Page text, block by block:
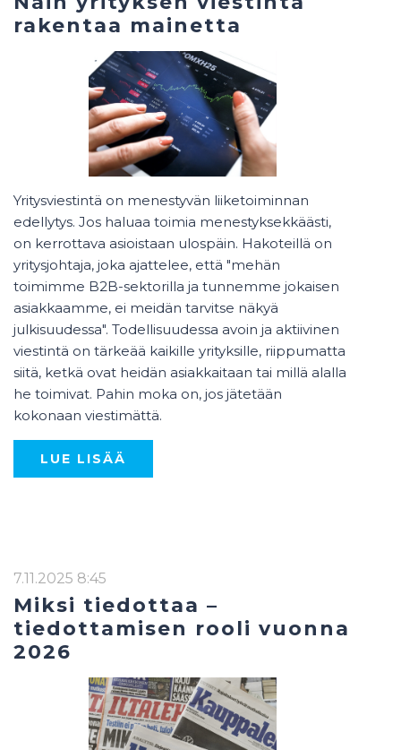
rakentaa mainetta
Yritysviestintä on menestyvän liiketoiminnan
edellytys. Jos haluaa toimia menestyksekkäästi,
on kerrottava asioistaan ulospäin. Hakoteillä on
yritysjohtaja, joka ajattelee, että "mehän
toimimme B2B-sektorilla ja tunnemme jokaisen
asiakkaamme, ei meidän tarvitse näkyä
julkisuudessa". Todellisuudessa avoin ja aktiivinen
viestintä on tärkeää kaikille yrityksille, riippumatta
siitä, ketkä ovat heidän asiakkaitaan tai millä alalla
he toimivat. Pahin moka on, jos jätetään
kokonaan viestimättä.
LUE LISÄÄ
7.11.2025 8:45
Miksi tiedottaa –
tiedottamisen rooli vuonna
2026